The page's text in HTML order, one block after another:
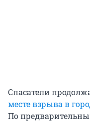
Спасатели
месте взрыва в
По